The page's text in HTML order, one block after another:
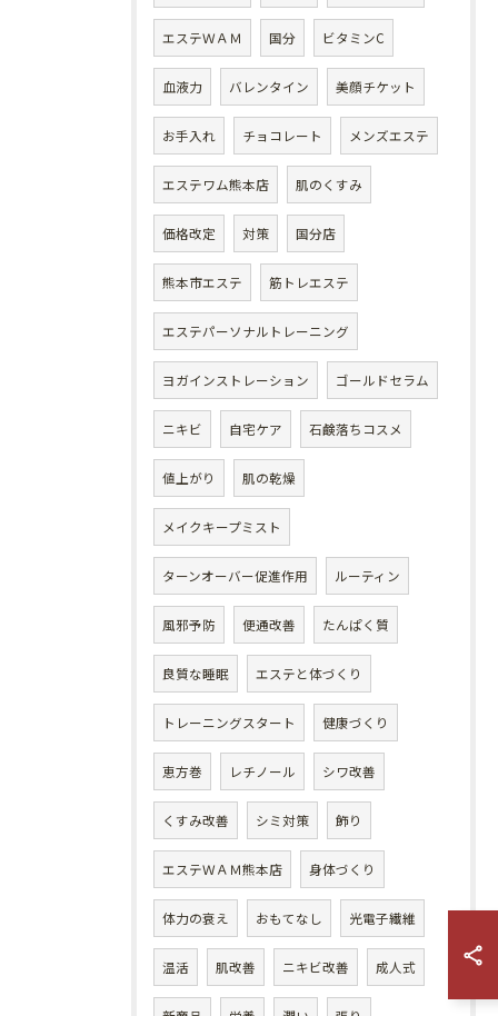
エステＷＡＭ 国分 ビタミンC
血液力 バレンタイン 美顔チケット
お手入れ チョコレート メンズエステ
エステワム熊本店 肌のくすみ
価格改定 対策 国分店
熊本市エステ 筋トレエステ
エステパーソナルトレーニング
ヨガインストレーション ゴールドセラム
ニキビ 自宅ケア 石鹸落ちコスメ
値上がり 肌の乾燥
メイクキープミスト
ターンオーバー促進作用 ルーティン
風邪予防 便通改善 たんぱく質
良質な睡眠 エステと体づくり
トレーニングスタート 健康づくり
恵方巻 レチノール シワ改善
くすみ改善 シミ対策 飾り
エステＷＡＭ熊本店 身体づくり
体力の衰え おもてなし 光電子繊維
温活 肌改善 ニキビ改善 成人式